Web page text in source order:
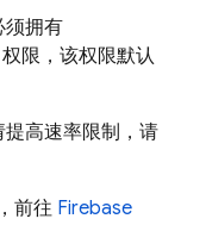
须拥有
权限，该权限默认
高速率限制，请
前往 Firebase